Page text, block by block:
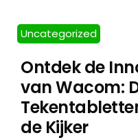
Uncategorized
Ontdek de
van Wacom:
de Kijker